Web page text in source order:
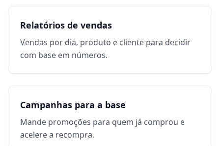
Relatórios de vendas
Vendas por dia, produto e cliente para decidir
com base em números.
Campanhas para a base
Mande promoções para quem já comprou e
acelere a recompra.